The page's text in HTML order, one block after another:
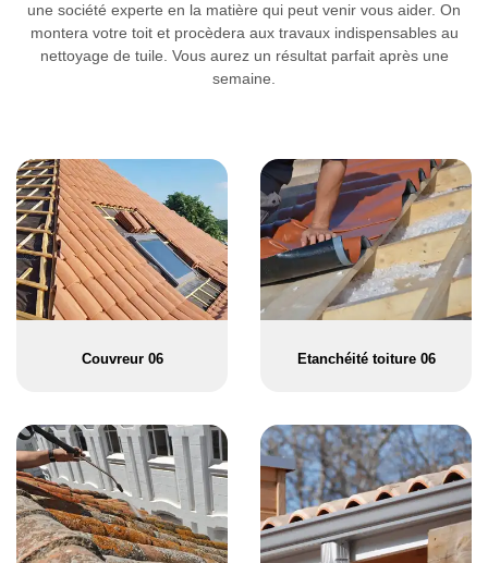
une société experte en la matière qui peut venir vous aider. On
montera votre toit et procèdera aux travaux indispensables au
nettoyage de tuile. Vous aurez un résultat parfait après une
semaine.
Couvreur 06 Etanchéité toiture 06